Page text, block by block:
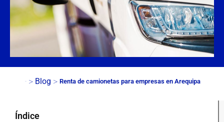
> Blog > Renta de camionetas para empresas en Arequipa
Índice